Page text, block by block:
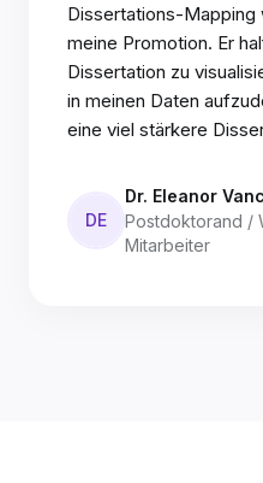
Dissertations-Mapping
meine Promotion. Er
Dissertation zu
in meinen Daten
eine viel stärkere
DE
Dr. Eleanor
Postdoktorand /
Mitarbeiter